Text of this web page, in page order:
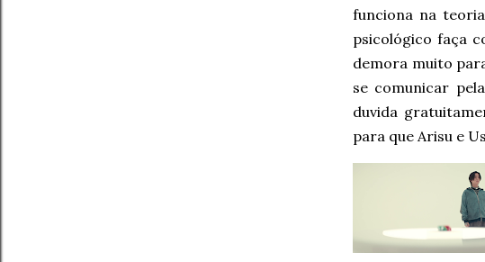
funciona na
psicológico faça
demora muito
se comunicar
duvida
para que Arisu e